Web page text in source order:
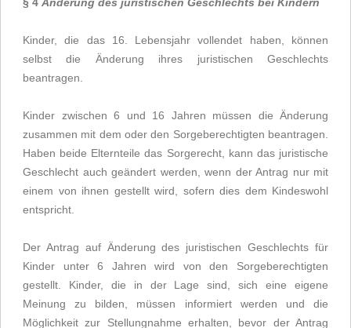
Kinder, die das 16. Lebensjahr vollendet haben, können
selbst die Änderung ihres juristischen Geschlechts
beantragen.
Kinder zwischen 6 und 16 Jahren müssen die Änderung
zusammen mit dem oder den Sorgeberechtigten beantragen.
Haben beide Elternteile das Sorgerecht, kann das juristische
Geschlecht auch geändert werden, wenn der Antrag nur mit
einem von ihnen gestellt wird, sofern dies dem Kindeswohl
entspricht.
Der Antrag auf Änderung des juristischen Geschlechts für
Kinder unter 6 Jahren wird von den Sorgeberechtigten
gestellt. Kinder, die in der Lage sind, sich eine eigene
Meinung zu bilden, müssen informiert werden und die
Möglichkeit zur Stellungnahme erhalten, bevor der Antrag